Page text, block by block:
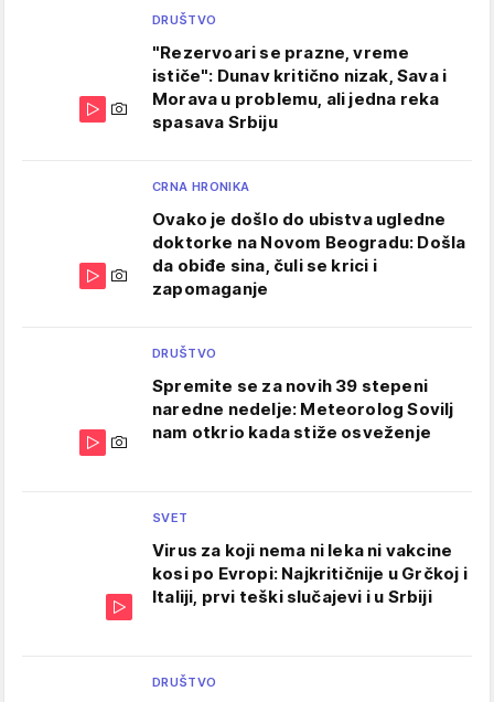
DRUŠTVO
"Rezervoari se prazne, vreme
ističe": Dunav kritično nizak, Sava i
Morava u problemu, ali jedna reka
spasava Srbiju
CRNA HRONIKA
Ovako je došlo do ubistva ugledne
doktorke na Novom Beogradu: Došla
da obiđe sina, čuli se krici i
zapomaganje
DRUŠTVO
Spremite se za novih 39 stepeni
naredne nedelje: Meteorolog Sovilj
nam otkrio kada stiže osveženje
SVET
Virus za koji nema ni leka ni vakcine
kosi po Evropi: Najkritičnije u Grčkoj i
Italiji, prvi teški slučajevi i u Srbiji
DRUŠTVO